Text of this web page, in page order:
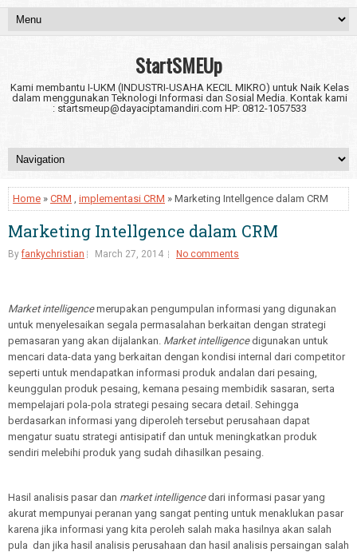
StartSMEUp
Kami membantu I-UKM (INDUSTRI-USAHA KECIL MIKRO) untuk Naik Kelas
dalam menggunakan Teknologi Informasi dan Sosial Media. Kontak kami
: startsmeup@dayaciptamandiri.com HP: 0812-1057533
Home » CRM , implementasi CRM » Marketing Intellgence dalam CRM
Marketing Intellgence dalam CRM
Byfankychristian March 27, 2014 No comments
Market intelligencemerupakan pengumpulan informasi yang digunakan
untuk menyelesaikan segala permasalahan berkaitan dengan strategi
pemasaran yang akan dijalankan. Market intelligencedigunakan untuk
mencari data-data yang berkaitan dengan kondisi internal dari competitor
seperti untuk mendapatkan informasi produk andalan dari pesaing,
keunggulan produk pesaing, kemana pesaing membidik sasaran, serta
mempelajari pola-pola strategi pesaing secara detail. Sehingga
berdasarkan informasi yang diperoleh tersebut perusahaan dapat
mengatur suatu strategi antisipatif dan untuk meningkatkan produk
sendiri melebihi produk yang sudah dihasilkan pesaing.
Hasil analisis pasar dan market intelligencedari informasi pasar yang
akurat mempunyai peranan yang sangat penting untuk menaklukan pasar
karena jika informasi yang kita peroleh salah maka hasilnya akan salah
pula dan jika hasil analisis perusahaan dan hasil analisis persaingan salah